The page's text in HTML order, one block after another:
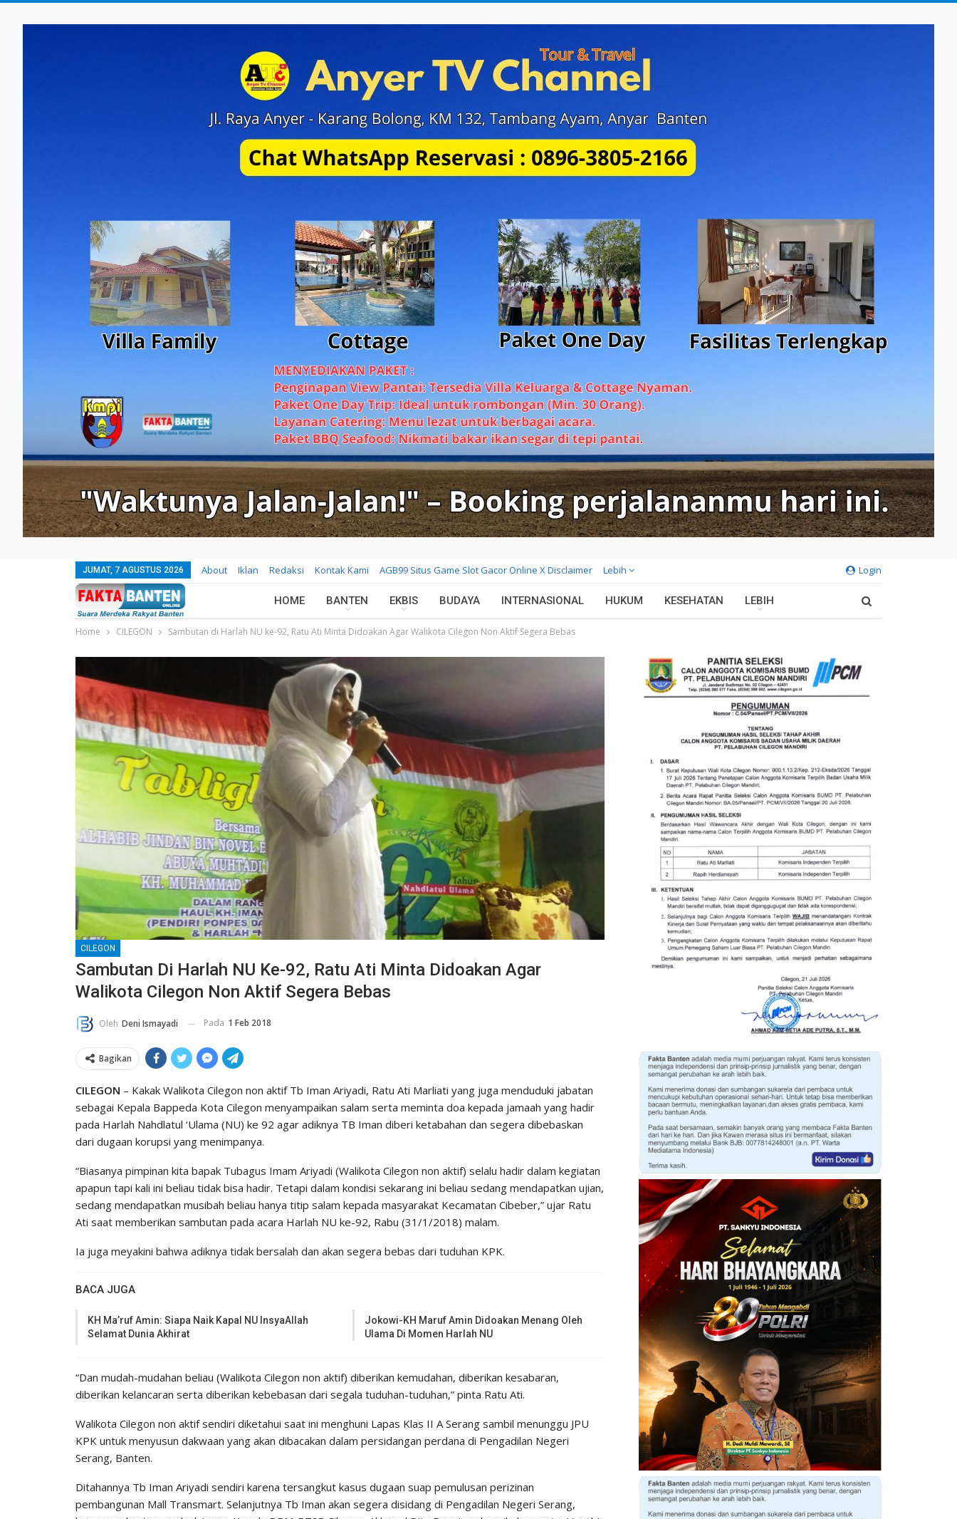
Login
JUMAT, 7 AGUSTUS 2026 About Iklan Redaksi Kontak Kami AGB99 Situs Game Slot Gacor Online X Disclaimer Lebih
HOME BANTEN EKBIS BUDAYA INTERNASIONAL HUKUM KESEHATAN LEBIH
Home CILEGON Sambutan di Harlah NU ke-92, Ratu Ati Minta Didoakan Agar Walikota Cilegon Non Aktif Segera Bebas
CILEGON
Sambutan Di Harlah NU Ke-92, Ratu Ati Minta Didoakan Agar
Walikota Cilegon Non Aktif Segera Bebas
Oleh Deni Ismayadi Pada 1 Feb 2018
Bagikan
CILEGON – Kakak Walikota Cilegon non aktif Tb Iman Ariyadi, Ratu Ati Marliati yang juga menduduki jabatan
sebagai Kepala Bappeda Kota Cilegon menyampaikan salam serta meminta doa kepada jamaah yang hadir
pada Harlah Nahdlatul ‘Ulama (NU) ke 92 agar adiknya TB Iman diberi ketabahan dan segera dibebaskan
dari dugaan korupsi yang menimpanya.
“Biasanya pimpinan kita bapak Tubagus Imam Ariyadi (Walikota Cilegon non aktif) selalu hadir dalam kegiatan
apapun tapi kali ini beliau tidak bisa hadir. Tetapi dalam kondisi sekarang ini beliau sedang mendapatkan ujian,
sedang mendapatkan musibah beliau hanya titip salam kepada masyarakat Kecamatan Cibeber,” ujar Ratu
Ati saat memberikan sambutan pada acara Harlah NU ke-92, Rabu (31/1/2018) malam.
Ia juga meyakini bahwa adiknya tidak bersalah dan akan segera bebas dari tuduhan KPK.
BACA JUGA
KH Ma’ruf Amin: Siapa Naik Kapal NU InsyaAllah
Selamat Dunia Akhirat
Jokowi-KH Maruf Amin Didoakan Menang Oleh
Ulama Di Momen Harlah NU
“Dan mudah-mudahan beliau (Walikota Cilegon non aktif) diberikan kemudahan, diberikan kesabaran,
diberikan kelancaran serta diberikan kebebasan dari segala tuduhan-tuduhan,” pinta Ratu Ati.
Walikota Cilegon non aktif sendiri diketahui saat ini menghuni Lapas Klas II A Serang sambil menunggu JPU
KPK untuk menyusun dakwaan yang akan dibacakan dalam persidangan perdana di Pengadilan Negeri
Serang, Banten.
Ditahannya Tb Iman Ariyadi sendiri karena tersangkut kasus dugaan suap pemulusan perizinan
pembangunan Mall Transmart. Selanjutnya Tb Iman akan segera disidang di Pengadilan Negeri Serang,